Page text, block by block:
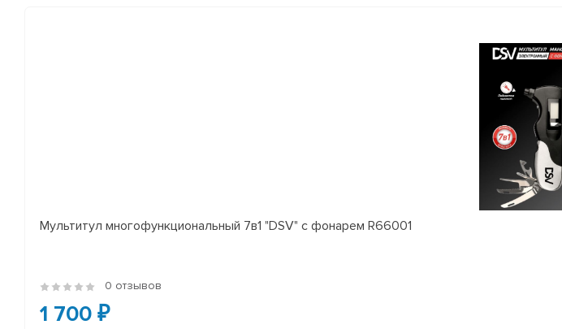
Мультитул многофункциональный 7в1 "DSV" с фонарем R66001
0 отзывов
1 700 ₽